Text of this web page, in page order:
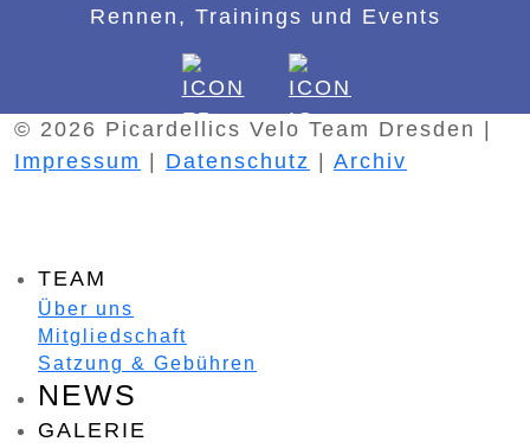
Rennen, Trainings und Events
© 2026 Picardellics Velo Team Dresden |
Impressum | Datenschutz | Archiv
TEAM
Über uns
Mitgliedschaft
Satzung & Gebühren
NEWS
GALERIE